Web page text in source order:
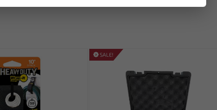
SALE!